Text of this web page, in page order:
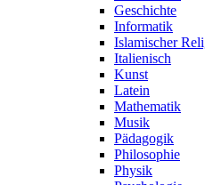
Geschichte
Informatik
Islamischer
Italienisch
Kunst
Latein
Mathematik
Musik
Pädagogik
Philosophie
Physik